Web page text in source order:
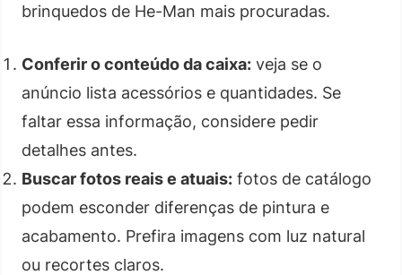
brinquedos de He-Man mais procuradas.
Conferir o conteúdo da caixa: veja se o
anúncio lista acessórios e quantidades. Se
faltar essa informação, considere pedir
detalhes antes.
Buscar fotos reais e atuais: fotos de catálogo
podem esconder diferenças de pintura e
acabamento. Prefira imagens com luz natural
ou recortes claros.